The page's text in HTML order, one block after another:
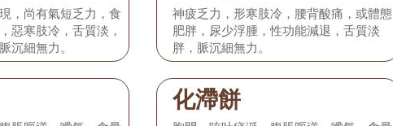
，尚有氣短乏力，食
惡寒肢冷，舌質淡，
沉細無力。
神疲乏力，形寒肢冷，腰背酸痛，或體態
肥胖，尿少浮腫，性功能減退，舌質淡
胖，脈沉細無力。
化滯餅